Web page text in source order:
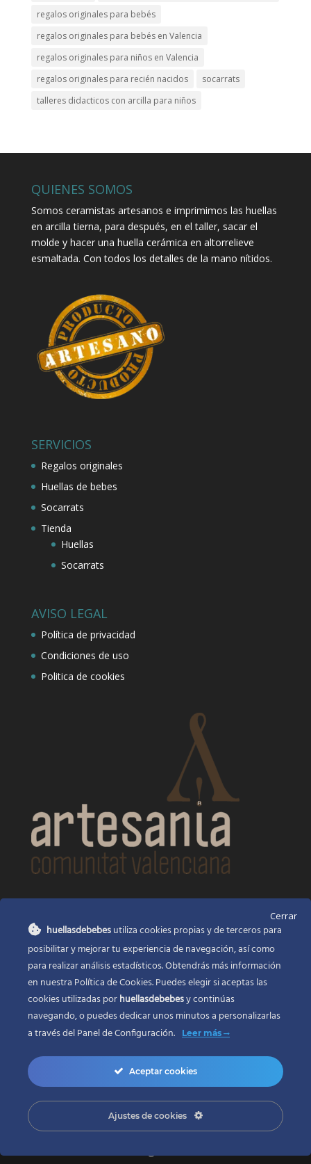
regalos originales para bebés
regalos originales para bebés en Valencia
regalos originales para niños en Valencia
regalos originales para recién nacidos
socarrats
talleres didacticos con arcilla para niños
QUIENES SOMOS
Somos ceramistas artesanos e imprimimos las huellas
en arcilla tierna, para después, en el taller, sacar el
molde y hacer una huella cerámica en altorrelieve
esmaltada. Con todos los detalles de la mano nítidos.
SERVICIOS
Regalos originales
Huellas de bebes
Socarrats
Tienda
Huellas
Socarrats
AVISO LEGAL
Política de privacidad
Condiciones de uso
Politica de cookies
Huellas de bebés
Santa Ana, 22Alcasser Valencia 46290
625 120 591
info@huellasdebebes.com
Copyright 2017 | Todos los derechos reservados
Desarrollo web en ValenciaZONADEWEB |
Cerrar
huellasdebebesutiliza cookies propias y de terceros para
posibilitar y mejorar tu experiencia de navegación, así como
para realizar análisis estadísticos. Obtendrás más información
en nuestra Política de Cookies. Puedes elegir si aceptas las
cookies utilizadas porhuellasdebebesy continúas
navegando, o puedes dedicar unos minutos a personalizarlas
a través delPanel de Configuración. Leer más
Aceptar cookies
Ajustes de cookies